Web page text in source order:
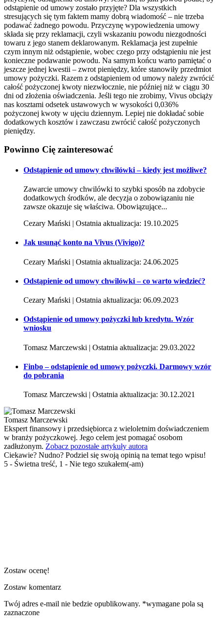
odstąpienie od umowy zostało przyjęte? Dla wszystkich
stresujących się tym faktem mamy dobrą wiadomość – nie trzeba
podawać żadnego powodu. Przyczynę wypowiedzenia umowy
składa się przy reklamacji, czyli wskazaniu powodu niezgodności
towaru z jego stanem deklarowanym. Reklamacja jest zupełnie
czym innym niż odstąpienie, wobec czego przy odstąpieniu nie jest
konieczne podawanie powodu. Na samym końcu warto pamiętać o
jeszcze jednej kwestii – zwrot pieniędzy, które stanowiły przedmiot
umowy pożyczki. Razem z odstąpieniem od umowy należy zwrócić
całość pożyczonej kwoty niezwłocznie, nie później niż w ciągu 30
dni od złożenia oświadczenia. Jeśli tego nie zrobimy, Vivus obciąży
nas kosztami odsetek ustawowych w wysokości 0,036%
pożyczonej kwoty w ujęciu dziennym. Lepiej nie dokładać sobie
dodatkowych kosztów i zawczasu zwrócić całość pożyczonych
pieniędzy.
Powinno Cię zainteresować
Odstąpienie od umowy chwilówki – kiedy jest możliwe?
Zawarcie umowy chwilówki to szybki sposób na zdobycie
dodatkowych środków, ale decyzja o zobowiązaniu nie
zawsze okazuje się właściwa. Obowiązujące...
Cezary Mański | Ostatnia aktualizacja: 19.10.2025
Jak usunąć konto na Vivus (Vivigo)?
Cezary Mański | Ostatnia aktualizacja: 24.06.2025
Odstąpienie od umowy chwilówki – co warto wiedzieć?
Cezary Mański | Ostatnia aktualizacja: 06.09.2023
Odstąpienie od umowy pożyczki lub kredytu. Wzór
wniosku
Tomasz Marczewski | Ostatnia aktualizacja: 29.03.2022
Finbo – odstąpienie od umowy pożyczki. Darmowy wzór
do pobrania
Tomasz Marczewski | Ostatnia aktualizacja: 30.12.2021
Tomasz Marczewski
Ekspert finansowy i przedsiębiorca z wieloletnim doświadczeniem
w branży pożyczkowej. Jego celem jest pomagać osobom
zadłużonym. Zobacz pozostałe artykuły autora
Ciekawie? Nudno? Podziel się swoją opinią na temat tego wpisu!
5 - Świetna treść, 1 - Nie tego szukałem(-am)
Zostaw ocenę!
Zostaw komentarz
Twój adres e-mail nie bedzie opublikowany. *wymagane pola są
zaznaczone